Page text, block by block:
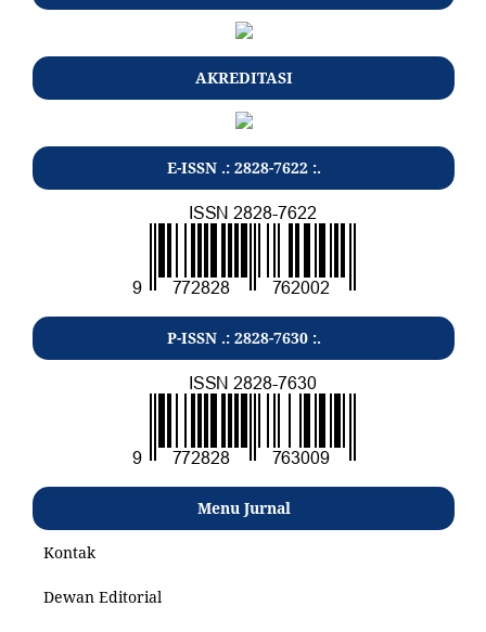
AKREDITASI
E-ISSN .: 2828-7622 :.
P-ISSN .: 2828-7630 :.
Menu Jurnal
Kontak
Dewan Editorial